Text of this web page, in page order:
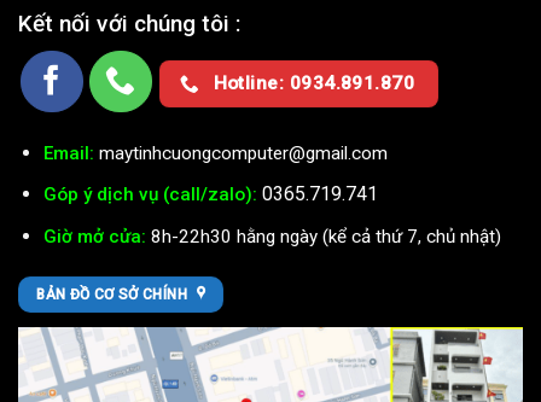
Kết nối với chúng tôi :
Hotline: 0934.891.870
Email: maytinhcuongcomputer@gmail.com
Góp ý dịch vụ (call/zalo): 0365.719.741
Giờ mở cửa: 8h-22h30 hằng ngày (kể cả thứ 7, chủ nhật)
BẢN ĐỒ CƠ SỞ CHÍNH